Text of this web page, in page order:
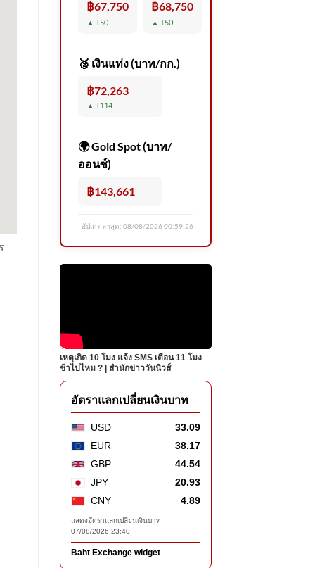
฿67,750
▲ +50
฿68,750
▲ +50
🥈 เงินแท่ง (บาท/กก.)
฿72,263
▲ +114
🌍 Gold Spot (บาท/
ออนซ์)
฿143,661
อัปเดตล่าสุด: 08/08/2026 00:59:26
เหตุเกิด 10 โมง แจ้ง SMS เตือน 11 โมง
ช้าไปไหม ? | สำนักข่าววันนิวส์
อัตราแลกเปลี่ยนเงินบาท
USD
33.09
EUR
38.17
GBP
44.54
JPY
20.93
CNY
4.89
แสดงอัตราแลกเปลี่ยนเงินบาท
07/08/2026 23:40
Baht Exchange widget